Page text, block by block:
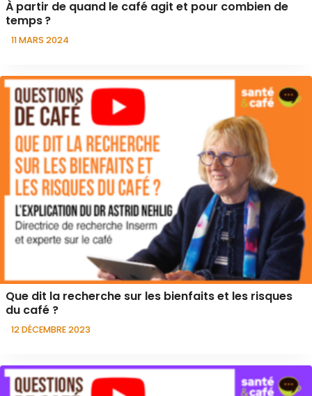
À partir de quand le café agit et pour combien de
temps ?
11 MARS 2024
Que dit la recherche sur les bienfaits et les risques
du café ?
12 DÉCEMBRE 2023